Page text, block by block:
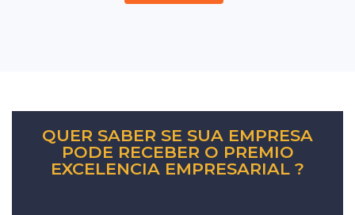
QUER SABER SE SUA EMPRESA
PODE RECEBER O PREMIO
EXCELENCIA EMPRESARIAL ?